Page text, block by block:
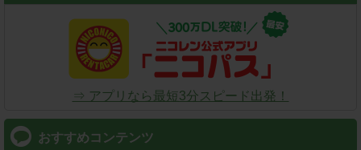
⇒ アプリなら最短3分スピード出発！
おすすめコンテンツ